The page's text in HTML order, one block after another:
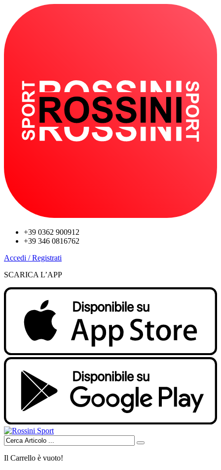
+39 0362 900912
+39 346 0816762
Accedi / Registrati
SCARICA L’APP
Il Carrello è vuoto!